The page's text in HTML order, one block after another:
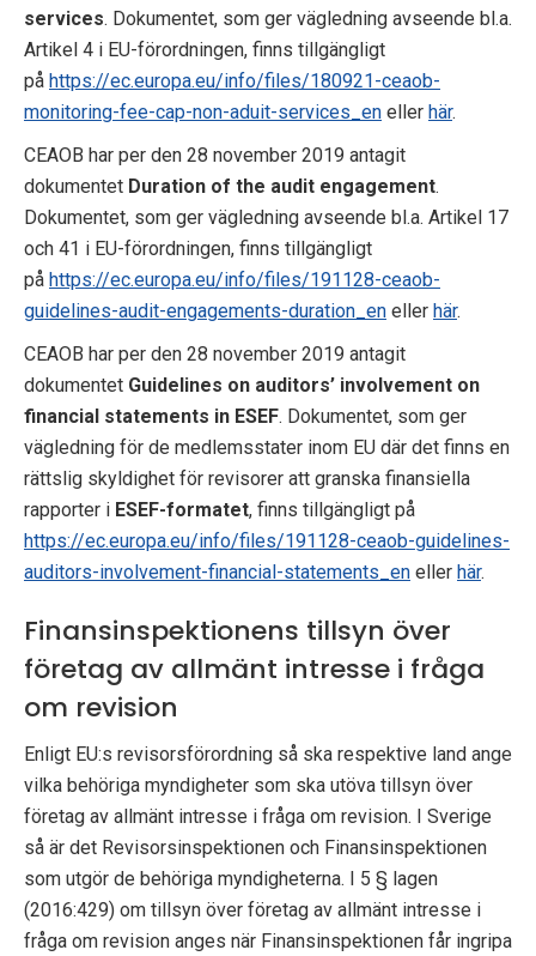
services. Dokumentet, som ger vägledning avseende bl.a.
Artikel 4 i EU-förordningen, finns tillgängligt
på https://ec.europa.eu/info/files/180921-ceaob-
monitoring-fee-cap-non-aduit-services_en eller här.
CEAOB har per den 28 november 2019 antagit
dokumentet Duration of the audit engagement.
Dokumentet, som ger vägledning avseende bl.a. Artikel 17
och 41 i EU-förordningen, finns tillgängligt
på https://ec.europa.eu/info/files/191128-ceaob-
guidelines-audit-engagements-duration_en eller här.
CEAOB har per den 28 november 2019 antagit
dokumentet Guidelines on auditors’ involvement on
financial statements in ESEF. Dokumentet, som ger
vägledning för de medlemsstater inom EU där det finns en
rättslig skyldighet för revisorer att granska finansiella
rapporter i ESEF-formatet, finns tillgängligt på
https://ec.europa.eu/info/files/191128-ceaob-guidelines-
auditors-involvement-financial-statements_en eller här.
Finansinspektionens tillsyn över
företag av allmänt intresse i fråga
om revision
Enligt EU:s revisorsförordning så ska respektive land ange
vilka behöriga myndigheter som ska utöva tillsyn över
företag av allmänt intresse i fråga om revision. I Sverige
så är det Revisorsinspektionen och Finansinspektionen
som utgör de behöriga myndigheterna. I 5 § lagen
(2016:429) om tillsyn över företag av allmänt intresse i
fråga om revision anges när Finansinspektionen får ingripa